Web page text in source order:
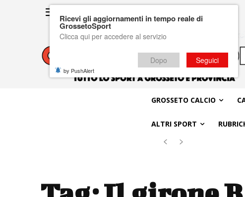
GROSSETO CALCIO
ALTRI SPORT
Ricevi gli aggiornamenti in tempo reale di
GrossetoSport
Clicca qui per accedere al servizio
Dopo Seguici
by PushAlert